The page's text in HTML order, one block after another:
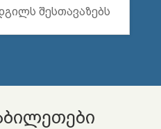
შესთავაზებს